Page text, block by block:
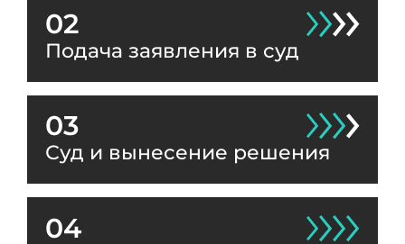
02
Подача заявления в суд
03
Суд и вынесение решения
04